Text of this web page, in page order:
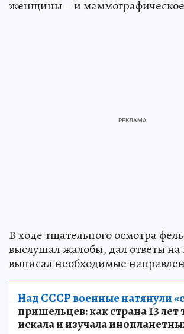
женщины – и
В ходе тщательного осмотра
выслушал жалобы, дал ответы на
выписал необходимые
Над СССР военные натянули
пришельцев: как страна 13 лет
искала и изучала